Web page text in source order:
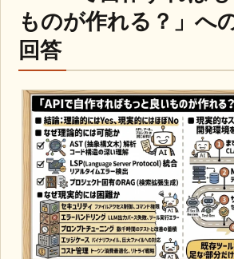
ものが作れる？」へ
回答